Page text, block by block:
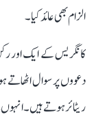
الزام بھی عائد کیا۔
کانگریس کے ایک اور
ریٹائر ہوتے ہیں۔